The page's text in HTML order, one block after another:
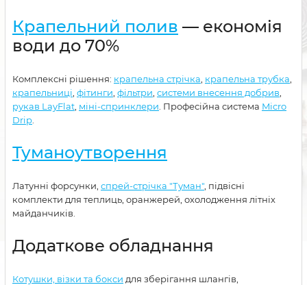
Крапельний полив — економія
води до 70%
Комплексні рішення: крапельна стрічка крапельна трубка
крапельниці фітинги фільтри системи внесення добрив
рукав LayFlat міні-спринклери . Професійна система Micro
Drip
Туманоутворення
Латунні форсунки, спрей-стрічка "Туман" , підвісні
комплекти для теплиць, оранжерей, охолодження літніх
майданчиків.
Додаткове обладнання
Котушки, візки та бокси для зберігання шлангів,